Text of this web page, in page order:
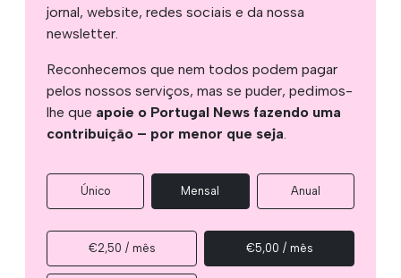
jornal, website, redes sociais e da nossa
newsletter.
Reconhecemos que nem todos podem pagar
pelos nossos serviços, mas se puder, pedimos-
lhe que apoie o Portugal News fazendo uma
contribuição – por menor que seja.
Único Mensal Anual
€2,50 / mês €5,00 / mês